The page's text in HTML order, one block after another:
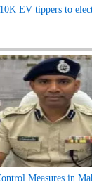
EV tippers to
Measures in